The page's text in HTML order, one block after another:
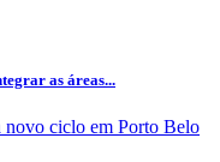
as áreas...